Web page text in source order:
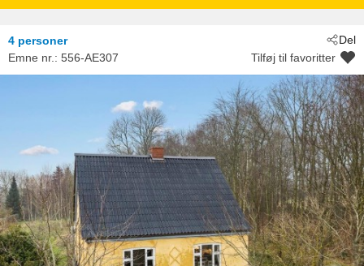
Del
4 personer
Emne nr.: 556-AE307 Tilføj til favoritter